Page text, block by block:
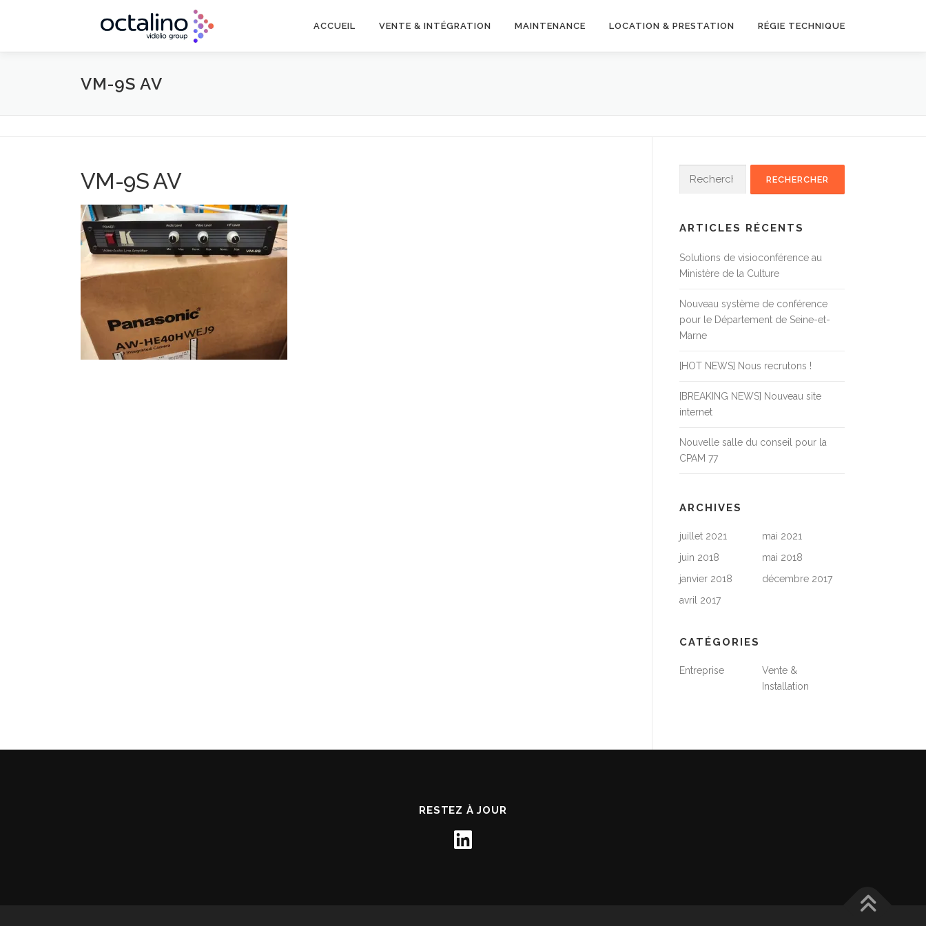
ACCUEIL VENTE & INTÉGRATION MAINTENANCE LOCATION & PRESTATION RÉGIE TECHNIQUE
VM-9S AV
VM-9S AV
ARTICLES RÉCENTS
Solutions de visioconférence au
Ministère de la Culture
Nouveau système de conférence
pour le Département de Seine-et-
Marne
[HOT NEWS] Nous recrutons !
[BREAKING NEWS] Nouveau site
internet
Nouvelle salle du conseil pour la
CPAM 77
ARCHIVES
juillet 2021
mai 2021
juin 2018
mai 2018
janvier 2018
décembre 2017
avril 2017
CATÉGORIES
Entreprise
Vente &
Installation
RESTEZ À JOUR